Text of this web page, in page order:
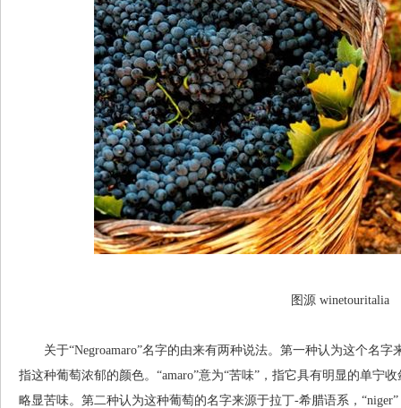
图源 winetouritalia
关于“Negroamaro”名字的由来有两种说法。第一种认为这个名字
指这种葡萄浓郁的颜色。“amaro”意为“苦味”，指它具有明显的单宁
略显苦味。第二种认为这种葡萄的名字来源于拉丁-希腊语系，